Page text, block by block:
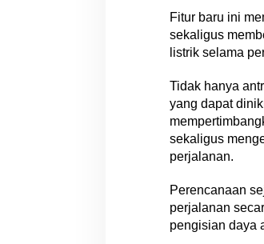
Fitur baru ini
sekaligus
listrik selama
Tidak hanya
yang dapat
sekaligus
perjalanan.
Perencanaan
perjalanan
pengisian daya